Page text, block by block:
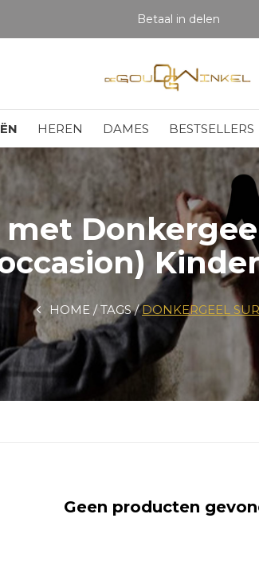
HEREN DAMES BESTSELLERS
Betaal in delen
HOME TAGS DONKERGEEL
Geen producten